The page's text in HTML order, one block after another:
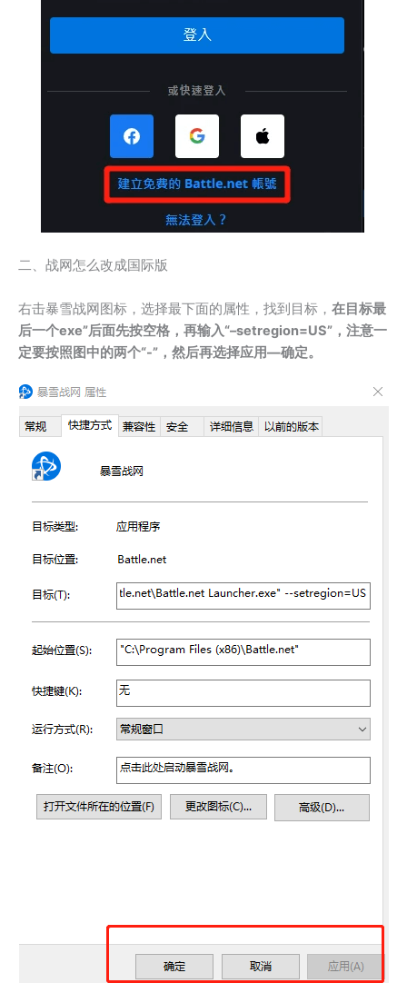
二、战网怎么改成国际版
右击暴雪战网图标，选择最下面的属性，找到目标， 在目标最
后一个exe”后面先按空格，再输入“–setregion=US”，注意一
定要按照图中的两个“-”，然后再选择应用—确定。